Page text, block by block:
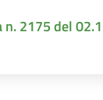
n. 2175 del